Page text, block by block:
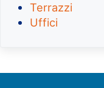
Terrazzi
Uffici